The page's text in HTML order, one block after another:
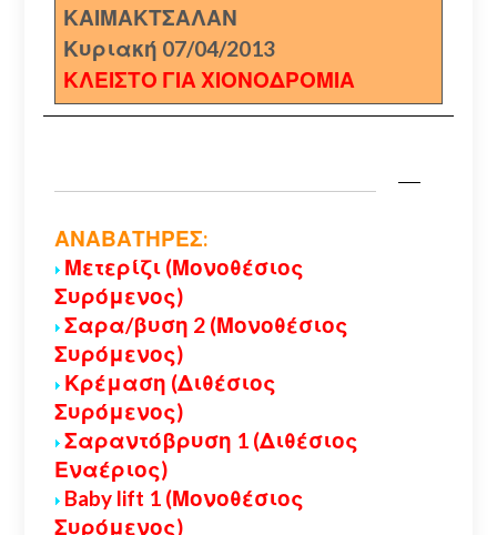
ΚΑΙΜΑΚΤΣΑΛΑΝ
Κυριακή 07/04/2013
ΚΛΕΙΣΤΟ ΓΙΑ ΧΙΟΝΟΔΡΟΜΙΑ
ΑΝΑΒΑΤΗΡΕΣ:
Μετερίζι (Μονοθέσιος
Συρόμενος)
Σαρα/βυση 2 (Μονοθέσιος
Συρόμενος)
Κρέμαση (Διθέσιος
Συρόμενος)
Σαραντόβρυση 1 (Διθέσιος
Εναέριος)
Baby lift 1 (Μονοθέσιος
Συρόμενος)